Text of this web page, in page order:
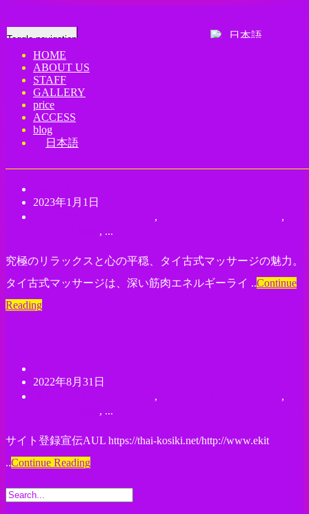
日本語
Toggle navigation
HOME
ABOUT US
STAFF
GALLERY
price
ACCESS
blog
日本語
リラックスセットコース
Home -アロマオイルマッサージ
Ueno Okachimachi Traditional Thai
2023年1月1日
, ,
, ...
究極のリラックスと心の平穏、タイ古式マッサージの魅力。
タイ古式マッサージは、深い筋肉エネルギーライ ..Continue
Reading
2022年8月31日
, ,
, ...
サイト登録宣伝AUL https://thai-kosiki.net/http://www.ekit
..Continue Reading